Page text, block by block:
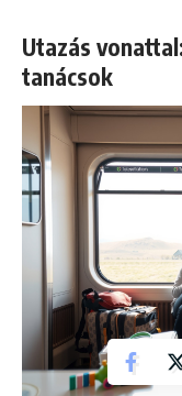
Utazás
tanácsok